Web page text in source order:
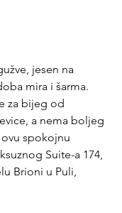
jesen na
mira i šarma.
za bijeg od
a nema boljeg
spokojnu
Suite-a 174,
Brioni u Puli,